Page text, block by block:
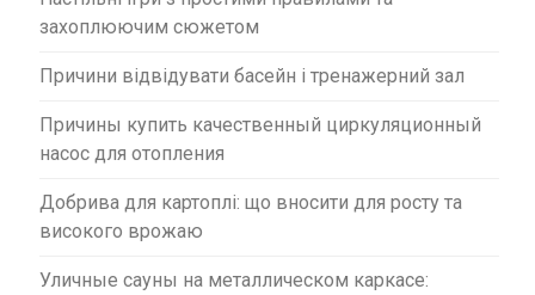
захоплюючим сюжетом
Причини відвідувати басейн і тренажерний зал
Причины купить качественный циркуляционный
насос для отопления
Добрива для картоплі: що вносити для росту та
високого врожаю
Уличные сауны на металлическом каркасе: